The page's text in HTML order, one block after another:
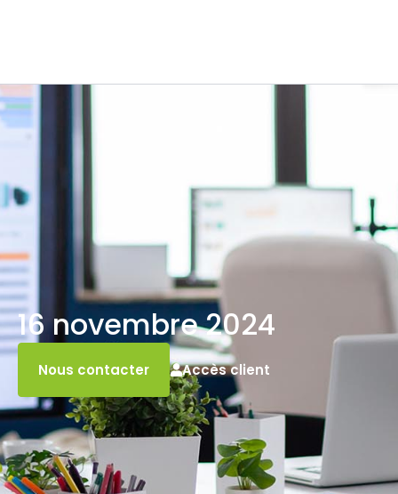
16 novembre 2024
Nous contacter Accès client